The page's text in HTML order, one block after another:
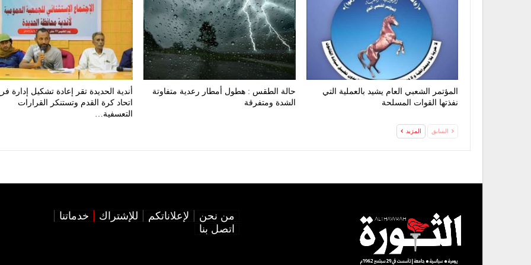
المؤتمر الشعبي العام يشيد بالعملية التي
نفذتها القوات المسلحة
حالة الطقس : هطول أمطار رعدية متفاوتة
الشدة ومتفرقة
أندية الحديدة تقر إعادة تشكيل إدارة
اتحاد كرة القدم وتستنكر القرارات
التعسفية…
السابق المزيد
من نحن لإعلاناتكم للإشتراك
خدماتنا
اتصل بنا